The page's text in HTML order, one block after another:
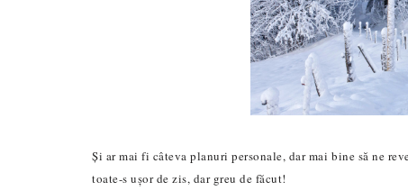
Și ar mai fi câteva planuri personale, dar mai bine să ne
toate-s ușor de zis, dar greu de făcut!